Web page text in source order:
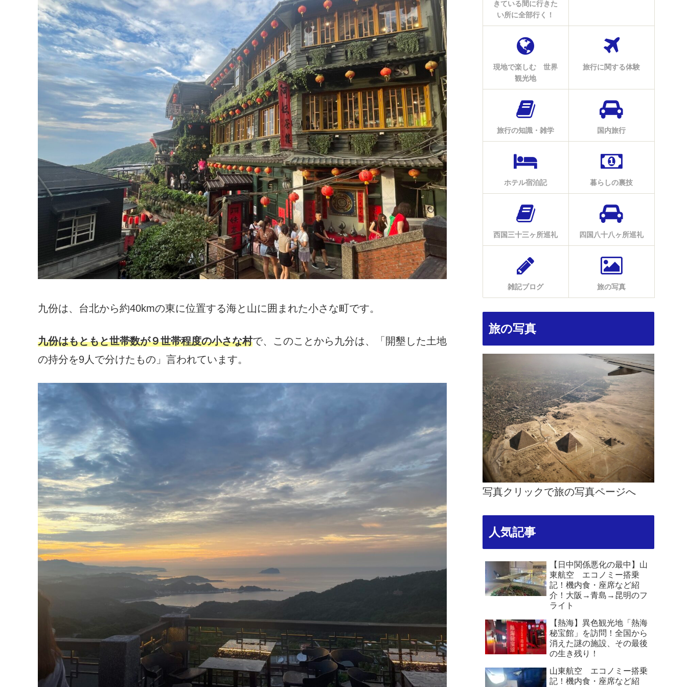
九份は、台北から約40kmの東に位置する海と山に囲まれた小さな町です。
九份はもともと世帯数が９世帯程度の小さな村で、このことから九分は、「開墾した土地
の持分を9人で分けたもの」言われています。
きている間に行きた
い所に全部行く！
現地で楽しむ 世界
観光地
旅行に関する体験
旅行の知識・雑学 国内旅行
ホテル宿泊記 暮らしの裏技
西国三十三ヶ所巡礼 四国八十八ヶ所巡礼
雑記ブログ 旅の写真
旅の写真
写真クリックで旅の写真ページへ
人気記事
【日中関係悪化の最中】山
東航空 エコノミー搭乗
記！機内食・座席など紹
介！大阪→青島→昆明のフ
ライト
【熱海】異色観光地「熱海
秘宝館」を訪問！全国から
消えた謎の施設、その最後
の生き残り！
山東航空 エコノミー搭乗
記！機内食・座席など紹